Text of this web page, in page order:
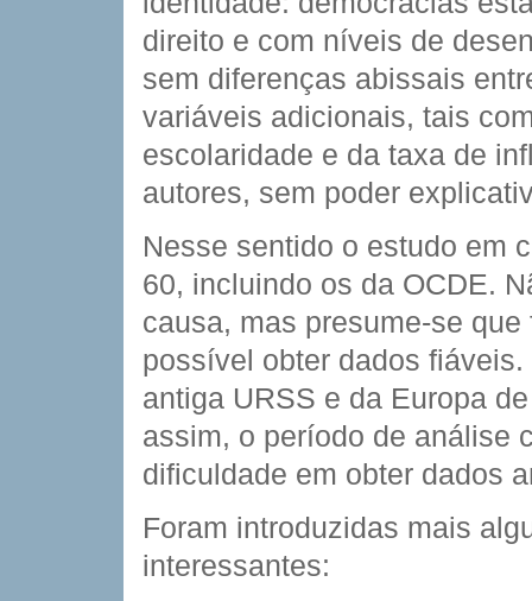
direito e com níveis de
sem diferenças abissais
variáveis adicionais, tais
escolaridade e da taxa de
autores, sem poder
Nesse sentido o estudo em
60, incluindo os da OCDE.
causa, mas presume-se
possível obter dados
antiga URSS e da Europa
assim, o período de análise
dificuldade em obter dados
Foram introduzidas mais
interessantes: